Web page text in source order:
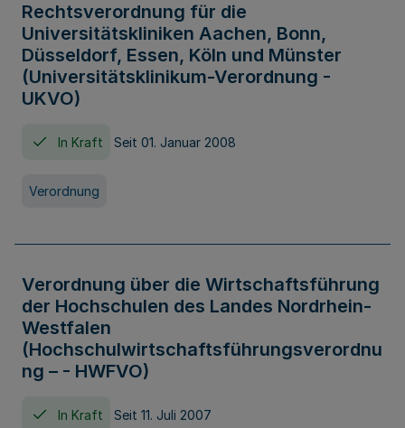
Rechtsverordnung für die
Universitätskliniken Aachen, Bonn,
Düsseldorf, Essen, Köln und Münster
(Universitätsklinikum-Verordnung -
UKVO)
In Kraft Seit 01. Januar 2008
Verordnung
Verordnung über die Wirtschaftsführung
der Hochschulen des Landes Nordrhein-
Westfalen
(Hochschulwirtschaftsführungsverordnu
ng – - HWFVO)
In Kraft Seit 11. Juli 2007